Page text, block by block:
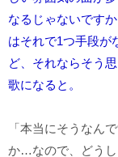
なるじゃないです
はそれで1つ手段が
ど、それならそう
歌になると。
「本当にそうなん
か…なので、どうし